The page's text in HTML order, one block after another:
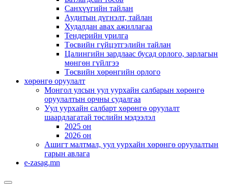
Санхүүгийн тайлан
Аудитын дүгнэлт, тайлан
Худалдан авах ажиллагаа
Тендерийн урилга
Төсвийн гүйцэтгэлийн тайлан
Цалингийн зардлаас бусад орлого, зарлагын
мөнгөн гүйлгээ
Төсвийн хөрөнгийн орлого
хөрөнгө оруулалт
Монгол улсын уул уурхайн салбарын хөрөнгө
оруулалтын орчны судалгаа
Уул уурхайн салбарт хөрөнгө оруулалт
шаардлагатай төслийн мэдээлэл
2025 он
2026 он
Ашигт малтмал, уул уурхайн хөрөнгө оруулалтын
гарын авлага
e-zasag.mn